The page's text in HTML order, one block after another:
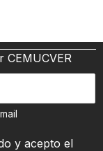
CEMUCVER
y acepto el